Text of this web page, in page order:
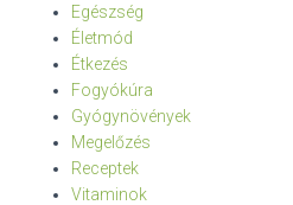
Egészség
Életmód
Étkezés
Fogyókúra
Gyógynövények
Megelőzés
Receptek
Vitaminok